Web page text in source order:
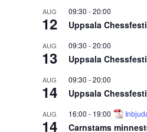
AUG
12
09:30 -20:00
Uppsala
AUG
13
09:30 -20:00
Uppsala
AUG
14
09:30 -20:00
Uppsala
AUG
14
16:00 - 19:00
Carnstams